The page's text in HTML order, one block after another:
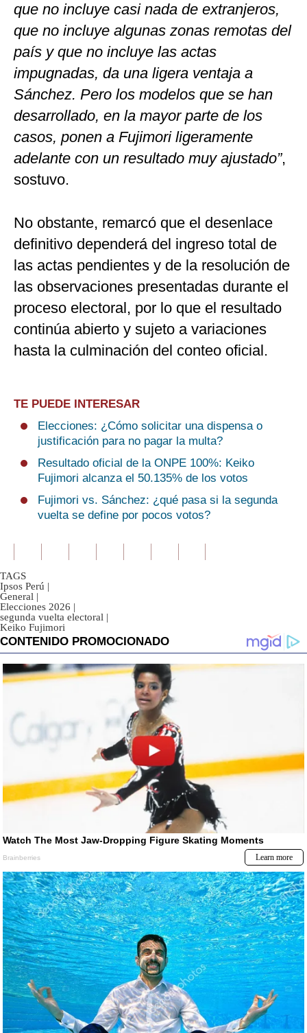
que no incluye casi nada de extranjeros,
que no incluye algunas zonas remotas del
país y que no incluye las actas
impugnadas, da una ligera ventaja a
Sánchez. Pero los modelos que se han
desarrollado, en la mayor parte de los
casos, ponen a Fujimori ligeramente
adelante con un resultado muy ajustado”,
sostuvo.
No obstante, remarcó que el desenlace
definitivo dependerá del ingreso total de
las actas pendientes y de la resolución de
las observaciones presentadas durante el
proceso electoral, por lo que el resultado
continúa abierto y sujeto a variaciones
hasta la culminación del conteo oficial.
TE PUEDE INTERESAR
Elecciones: ¿Cómo solicitar una dispensa o
justificación para no pagar la multa?
Resultado oficial de la ONPE 100%: Keiko
Fujimori alcanza el 50.135% de los votos
Fujimori vs. Sánchez: ¿qué pasa si la segunda
vuelta se define por pocos votos?
TAGS
Ipsos Perú |
General |
Elecciones 2026 |
segunda vuelta electoral |
Keiko Fujimori